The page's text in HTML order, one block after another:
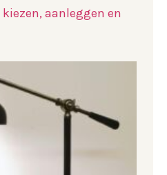
aanleggen en